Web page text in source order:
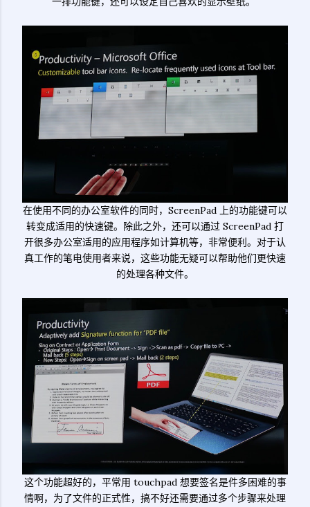
在使用不同的办公室软件的同时，ScreenPad 上的功能键可以
转变成适用的快速键。除此之外，还可以通过 ScreenPad 打
开很多办公室适用的应用程序如计算机等，非常便利。对于认
真工作的笔电使用者来说，这些功能无疑可以帮助他们更快速
的处理各种文件。
这个功能超好的，平常用 touchpad 想要签名是件多困难的事
情啊，为了文件的正式性，搞不好还需要通过多个步骤来处理